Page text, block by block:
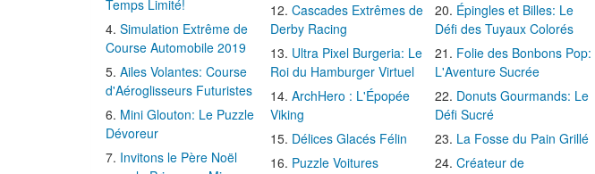
Temps Limité!
Simulation Extrême de
Course Automobile 2019
Ailes Volantes: Course
d'Aéroglisseurs Futuristes
Mini Glouton: Le Puzzle
Dévoreur
Invitons le Père Noël
Cascades Extrêmes de
Derby Racing
Ultra Pixel Burgeria: Le
Roi du Hamburger Virtuel
ArchHero : L'Épopée
Viking
Délices Glacés Félin
Puzzle Voitures
Épingles et Billes: Le
Défi des Tuyaux Colorés
Folie des Bonbons Pop:
L'Aventure Sucrée
Donuts Gourmands: Le
Défi Sucré
La Fosse du Pain Grillé
Créateur de